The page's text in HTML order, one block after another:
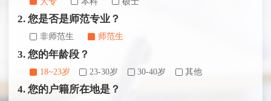
2. 您是否是师范专业？
非师范生 师范生
3. 您的年龄段？
18~23岁 23-30岁 30-40岁 其他
4. 您的户籍所在地是？